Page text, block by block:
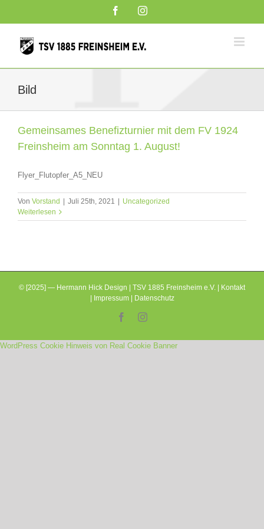
FacebookInstagram
Bild
Gemeinsames Benefizturnier mit dem FV 1924
Freinsheim am Sonntag 1. August!
Flyer_Flutopfer_A5_NEU
Von Vorstand Juli 25th, 2021
Uncategorized
Weiterlesen
© [2025] — Hermann Hick Design | TSV 1885 Freinsheim e.V. |
Kontakt
Impressum| Datenschutz
FacebookInstagram
WordPress Cookie Hinweis von Real Cookie Banner